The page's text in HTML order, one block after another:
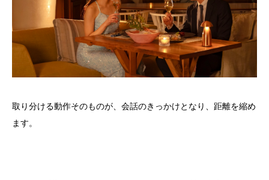
取り分ける動作そのものが、会話のきっかけとなり、距離を縮め
ます。